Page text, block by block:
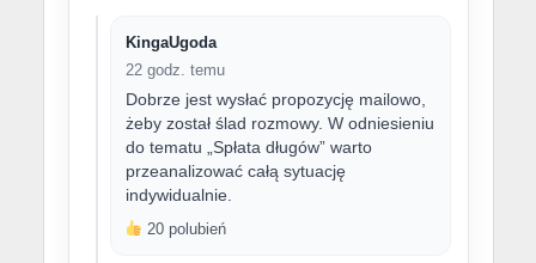
KingaUgoda
22 godz. temu
Dobrze jest wysłać propozycję mailowo,
żeby został ślad rozmowy. W odniesieniu
do tematu „Spłata długów” warto
przeanalizować całą sytuację
indywidualnie.
20 polubień